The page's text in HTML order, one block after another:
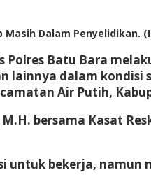
Masih Dalam Penyelidikan.
Polres Batu Bara
lainnya dalam kondisi
Air Putih,
bersama Kasat
untuk bekerja,